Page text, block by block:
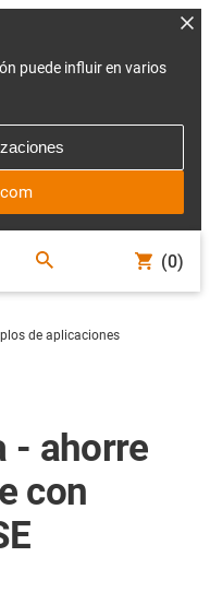
puede influir en varios
(0)
de aplicaciones
- ahorre
con